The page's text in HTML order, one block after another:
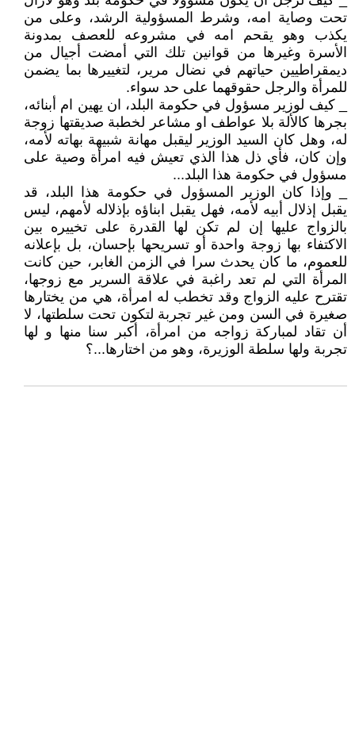
تحت وصاية امه، وشرط المسؤولية الرشد، وعلى من
يكذب وهو يقحم امه في مشروعه للعصف بمدونة
الأسرة وغيرها من قوانين تلك التي أمضت أجيال من
ديمقراطيين حياتهم في نضال مرير، لتغييرها بما يضمن
للمرأة والرجل حقوقهما على حد سواء.
_ كيف لوزير مسؤول في حكومة البلد، ان يهين ام أبنائه،
بجرها كالألة بلا عواطف او مشاعر لخطبة صديقتها زوجة
له، وهل كان السيد الوزير ليقبل مهانة شبيهة بهاته لأمه،
وإن كان، فأي ذل هذا الذي تعيش فيه امرأة وصية على
مسؤول في حكومة هذا البلد...
_ وإذا كان الوزير المسؤول في حكومة هذا البلد، قد
يقبل إذلال أبيه لأمه، فهل يقبل ابناؤه بإذلاله لأمهم، ليس
بالزواج عليها إن لم تكن لها القدرة على تخييره بين
الاكتفاء بها زوجة واحدة أو تسريحها بإحسان، بل بإعلانه
للعموم، ما كان يحدث سرا في الزمن الغابر، حين كانت
المرأة التي لم تعد راغبة في علاقة السرير مع زوجها،
تقترح عليه الزواج وقد تخطب له امرأة، هي من يختارها
صغيرة في السن ومن غير تجربة لتكون تحت سلطتها، لا
أن تقاد لمباركة زواجه من امرأة، أكبر سنا منها و لها
تجربة ولها سلطة الوزيرة، وهو من اختارها...؟